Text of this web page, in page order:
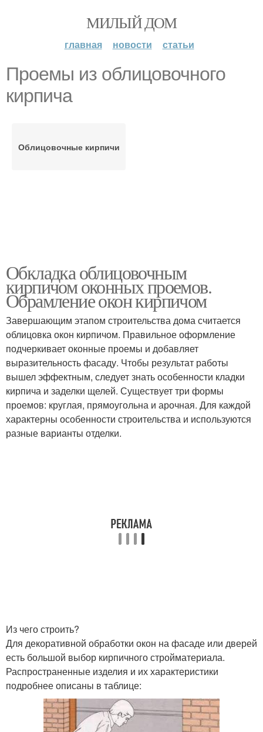
МИЛЫЙ ДОМ
главная новости статьи
Проемы из облицовочного
кирпича
Облицовочные кирпичи
Обкладка облицовочным
кирпичом оконных проемов.
Обрамление окон кирпичом
Завершающим этапом строительства дома считается
облицовка окон кирпичом. Правильное оформление
подчеркивает оконные проемы и добавляет
выразительность фасаду. Чтобы результат работы
вышел эффектным, следует знать особенности кладки
кирпича и заделки щелей. Существует три формы
проемов: круглая, прямоугольна и арочная. Для каждой
характерны особенности строительства и используются
разные варианты отделки.
Из чего строить?
Для декоративной обработки окон на фасаде или дверей
есть большой выбор кирпичного стройматериала.
Распространенные изделия и их характеристики
подробнее описаны в таблице: